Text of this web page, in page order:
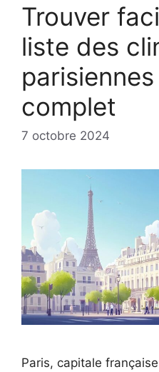
Trouver
liste des
complet
7 octobre 2024
Paris, capitale